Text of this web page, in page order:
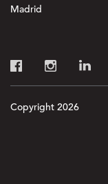
Madrid
Copyright 2026